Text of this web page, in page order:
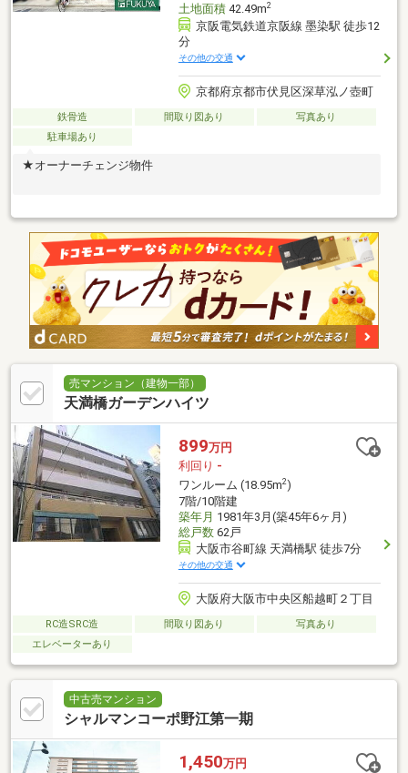
土地面積42.49m2
京阪電気鉄道京阪線 墨染駅 徒歩12
分
その他の交通
京都府京都市伏見区深草泓ノ壺町
鉄骨造 間取り図あり
写真あり
駐車場あり
★オーナーチェンジ物件
売マンション（建物一部）
天満橋ガーデンハイツ
899万円
利回り -
ワンルーム (18.95m2)
7階/10階建
築年月 1981年3月(築45年6ヶ月)
総戸数62戸
大阪市谷町線 天満橋駅 徒歩7分
その他の交通
大阪府大阪市中央区船越町２丁目
RC造SRC造 間取り図あり
写真あり
エレベーターあり
中古売マンション
シャルマンコーポ野江第一期
1,450万円